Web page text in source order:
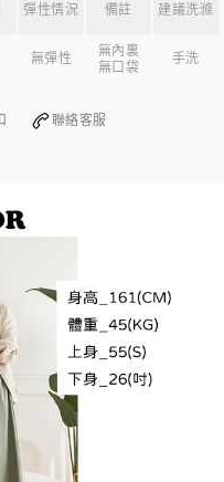
彈性情況 備註 建議洗滌
無彈性
無內裏
無口袋
手洗
聯絡客服